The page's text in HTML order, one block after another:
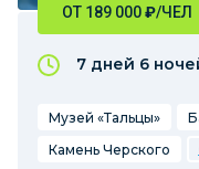
ОТ 189 000₽/ЧЕЛ
7 дней 6
Музей «Тальцы»
Камень Черского